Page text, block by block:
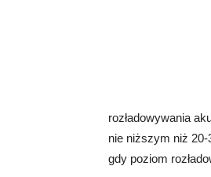
rozładowywania
nie niższym niż 20-
gdy poziom